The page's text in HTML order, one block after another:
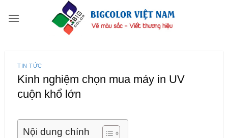
qua
TIN TỨC
Kinh nghiệm chọn mua máy in UV
cuộn khổ lớn
Nội dung chính